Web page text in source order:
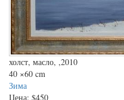
холст, масло, ,2010
40 ×60 cm
Зима
Цена: $450